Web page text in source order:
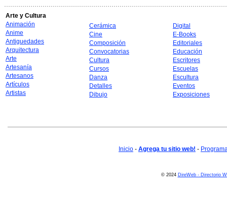
Arte y Cultura
Animación
Anime
Antiguedades
Arquitectura
Arte
Artesanía
Artesanos
Artículos
Artistas
Cerámica
Cine
Composición
Convocatorias
Cultura
Cursos
Danza
Detalles
Dibujo
Digital
E-Books
Editoriales
Educación
Escritores
Escuelas
Escultura
Eventos
Exposiciones
Inicio - Agrega tu sitio web! -
© 2024 DireWeb - Directorio